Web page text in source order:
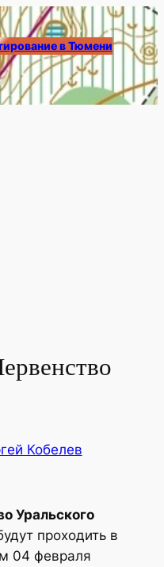
в Тюмени
Кобелев
Уральского
проходить в
04 февраля